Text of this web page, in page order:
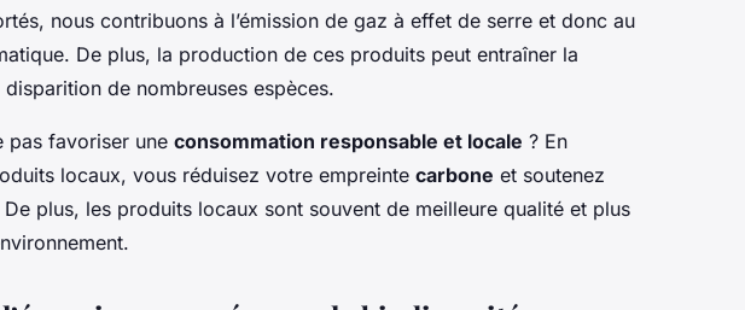
nous contribuons à l’émission de gaz à effet de serre et donc au
De plus, la production de ces produits peut entraîner la
de nombreuses espèces.
pas favoriser une consommation responsable et locale ? En
locaux, vous réduisez votre empreinte carbone et soutenez
De plus, les produits locaux sont souvent de meilleure qualité et plus